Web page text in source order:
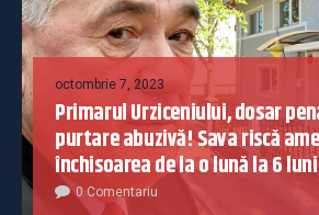
octombrie 7, 2023
Primarul Urziceniului, dosar
purtare abuzivă! Sava riscă
închisoarea de la o lună la 6 luni
0 Comentariu